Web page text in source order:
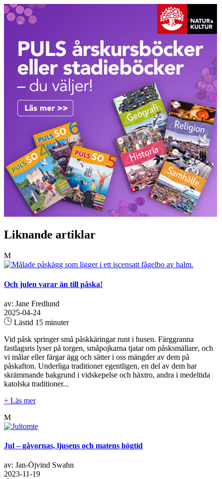
Liknande artiklar
M
Och julen varar än till påska!
av: Jane Fredlund
2025-04-24
Lästid 15 minuter
Vid påsk springer små påskkäringar runt i husen. Färggranna
fastlagsris lyser på torgen, småpojkarna tjatar om påsksmällare, och
vi målar eller färgar ägg och sätter i oss mängder av dem på
påskafton. Underliga traditioner egentligen, en del av dem har
skrämmande bakgrund i vidskepelse och häxtro, andra i medeltida
katolska traditioner...
+ Läs mer
M
Jul – gåvornas, ljusens och matens högtid
av: Jan-Öjvind Swahn
2023-11-19